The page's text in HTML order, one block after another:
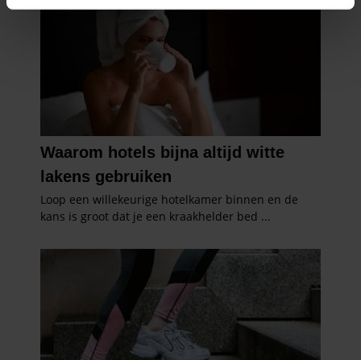
intrekken in de Cookieverklaring.
We gebruiken cookies om content en advertenties te
personaliseren, om functies voor social media te bieden
informatie over uw gebruik van onze site met onze
partners voor social media, adverteren en analyse. Deze
partners kunnen deze gegevens combineren met andere
informatie die u aan ze heeft verstrekt of die ze hebben
verzameld op basis van uw gebruik van hun services. U
gaat akkoord met onze cookies als u onze website blijft
gebruiken.